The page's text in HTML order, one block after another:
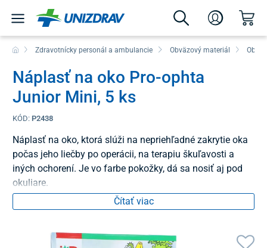
Zdravotnícky personál a ambulancie Obväzový materiál
Náplasť na oko Pro-ophta
Junior Mini, 5 ks
KÓD: P2438
Náplasť na oko, ktorá slúži na nepriehľadné zakrytie oka
počas jeho liečby po operácii, na terapiu škuľavosti a
iných ochorení. Je vo farbe pokožky, dá sa nosiť aj pod
okuliare.
Čítať viac